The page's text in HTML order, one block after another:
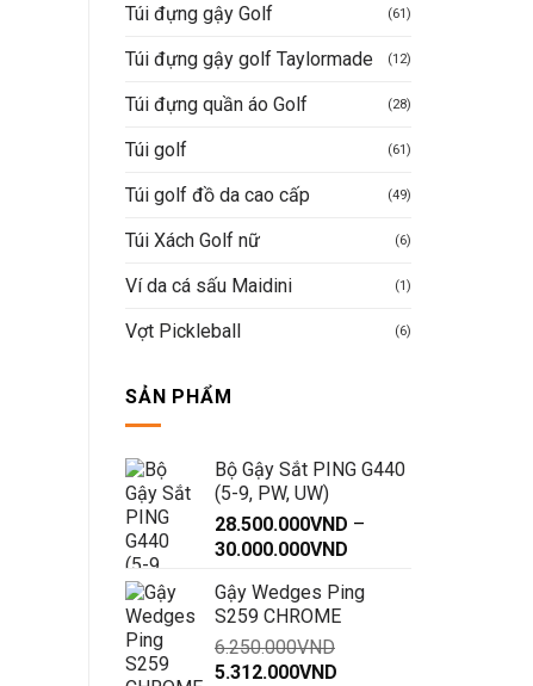
Túi đựng gậy Golf (61)
Túi đựng gậy golf Taylormade (12)
Túi đựng quần áo Golf (28)
Túi golf (61)
Túi golf đồ da cao cấp (49)
Túi Xách Golf nữ (6)
Ví da cá sấu Maidini (1)
Vợt Pickleball (6)
SẢN PHẨM
Bộ Gậy Sắt PING G440
(5-9, PW, UW)
28.500.000VND –
30.000.000VND
từ
Gậy Wedges Ping
S259 CHROME
6.250.000VND
Giá
5.312.000VND